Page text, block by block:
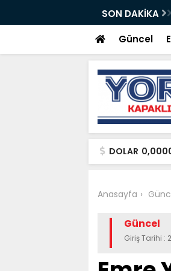
SON DAKİKA
Güncel
DOLAR
Anasayfa
Güncel
Giriş Tarihi :